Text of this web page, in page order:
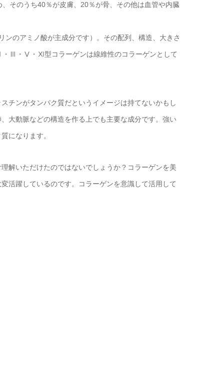
そのうち40％が皮膚、20％が骨、その他は血管や内臓
のアミノ酸が主成分です）。その配列、構造、大きさ
・Ⅲ・Ⅴ・Ⅺ型コラーゲンは線維性のコラーゲンとして
チンがタンパク質だというイメージは持てないかもし
大動脈などの構造を作る上でも主要な成分です。強い
になります。
解いただけたのではないでしょうか？コラーゲンを美
活躍しているのです。コラーゲンを意識して活用して